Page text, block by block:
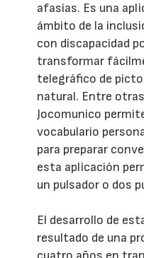
afasias. Es una
ámbito de la
con discapacidad
transformar
telegráfico de
natural. Entre
Jocomunico
vocabulario
para preparar
esta aplicación
un pulsador o dos
El desarrollo de
resultado de una